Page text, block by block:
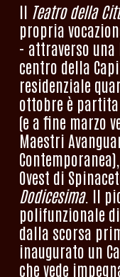
Il Teatro della
propria
- attraverso
centro della
residenziale
ottobre è partita
(e a fine marzo
Maestri
Ovest di
Dodicesima. Il
polifunzionale
dalla scorsa
inaugurato un
che vede